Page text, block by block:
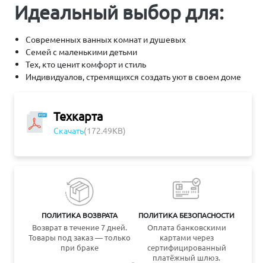
Техкарта
Скачать(172.49KB)
ПОЛИТИКА ВОЗВРАТА
Возврат в течение 7 дней.
Товары под заказ — только
при браке
ПОЛИТИКА БЕЗОПАСНОСТИ
Оплата банковскими
картами через
сертифицированный
платёжный шлюз.
Идеальный выбор для:
Современных ванных комнат и душевых
Семей с маленькими детьми
Тех, кто ценит комфорт и стиль
Индивидуалов, стремящихся создать уют в своем доме